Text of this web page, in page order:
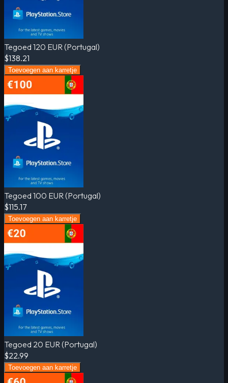
Tegoed 120 EUR (Portugal)
$138.21
Toevoegen aan karretje
Tegoed 100 EUR (Portugal)
$115.17
Toevoegen aan karretje
Tegoed 20 EUR (Portugal)
$22.99
Toevoegen aan karretje